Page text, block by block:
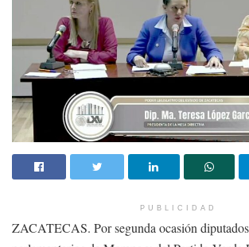
PUBLICIDAD
ZACATECAS. Por segunda ocasión